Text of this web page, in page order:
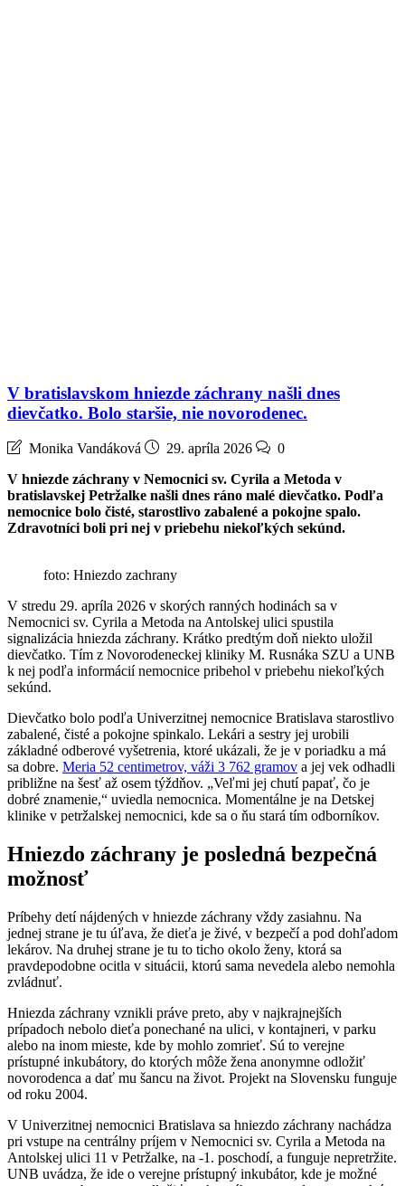
V bratislavskom hniezde záchrany našli dnes
dievčatko. Bolo staršie, nie novorodenec.
Monika Vandáková 29. apríla 2026
0
V hniezde záchrany v Nemocnici sv. Cyrila a Metoda v
bratislavskej Petržalke našli dnes ráno malé dievčatko. Podľa
nemocnice bolo čisté, starostlivo zabalené a pokojne spalo.
Zdravotníci boli pri nej v priebehu niekoľkých sekúnd.
foto: Hniezdo zachrany
V stredu 29. apríla 2026 v skorých ranných hodinách sa v
Nemocnici sv. Cyrila a Metoda na Antolskej ulici spustila
signalizácia hniezda záchrany. Krátko predtým doň niekto uložil
dievčatko. Tím z Novorodeneckej kliniky M. Rusnáka SZU a UNB
k nej podľa informácií nemocnice pribehol v priebehu niekoľkých
sekúnd.
Dievčatko bolo podľa Univerzitnej nemocnice Bratislava starostlivo
zabalené, čisté a pokojne spinkalo. Lekári a sestry jej urobili
základné odberové vyšetrenia, ktoré ukázali, že je v poriadku a má
sa dobre. Meria 52 centimetrov, váži 3 762 gramov a jej vek odhadli
približne na šesť až osem týždňov. „Veľmi jej chutí papať, čo je
dobré znamenie,“ uviedla nemocnica. Momentálne je na Detskej
klinike v petržalskej nemocnici, kde sa o ňu stará tím odborníkov.
Hniezdo záchrany je posledná bezpečná
možnosť
Príbehy detí nájdených v hniezde záchrany vždy zasiahnu. Na
jednej strane je tu úľava, že dieťa je živé, v bezpečí a pod dohľadom
lekárov. Na druhej strane je tu to ticho okolo ženy, ktorá sa
pravdepodobne ocitla v situácii, ktorú sama nevedela alebo nemohla
zvládnuť.
Hniezda záchrany vznikli práve preto, aby v najkrajnejších
prípadoch nebolo dieťa ponechané na ulici, v kontajneri, v parku
alebo na inom mieste, kde by mohlo zomrieť. Sú to verejne
prístupné inkubátory, do ktorých môže žena anonymne odložiť
novorodenca a dať mu šancu na život. Projekt na Slovensku funguje
od roku 2004.
V Univerzitnej nemocnici Bratislava sa hniezdo záchrany nachádza
pri vstupe na centrálny príjem v Nemocnici sv. Cyrila a Metoda na
Antolskej ulici 11 v Petržalke, na -1. poschodí, a funguje nepretržite.
UNB uvádza, že ide o verejne prístupný inkubátor, kde je možné